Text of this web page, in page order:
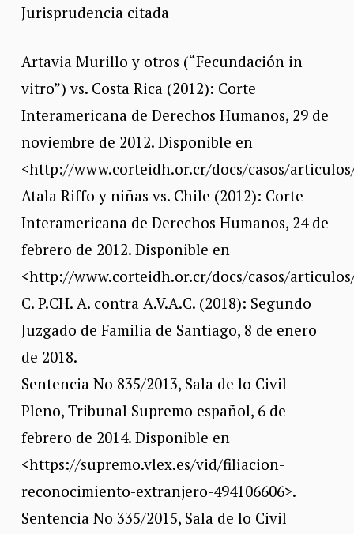
Jurisprudencia citada
Artavia Murillo y otros (“Fecundación in
vitro”) vs. Costa Rica (2012): Corte
Interamericana de Derechos Humanos, 29 de
noviembre de 2012. Disponible en
<http://www.corteidh.or.cr/docs/casos/articulos/
Atala Riffo y niñas vs. Chile (2012): Corte
Interamericana de Derechos Humanos, 24 de
febrero de 2012. Disponible en
<http://www.corteidh.or.cr/docs/casos/articulos/
C. P.CH. A. contra A.V.A.C. (2018): Segundo
Juzgado de Familia de Santiago, 8 de enero
de 2018.
Sentencia No 835/2013, Sala de lo Civil
Pleno, Tribunal Supremo español, 6 de
febrero de 2014. Disponible en
<https://supremo.vlex.es/vid/filiacion-
reconocimiento-extranjero-494106606>.
Sentencia No 335/2015, Sala de lo Civil